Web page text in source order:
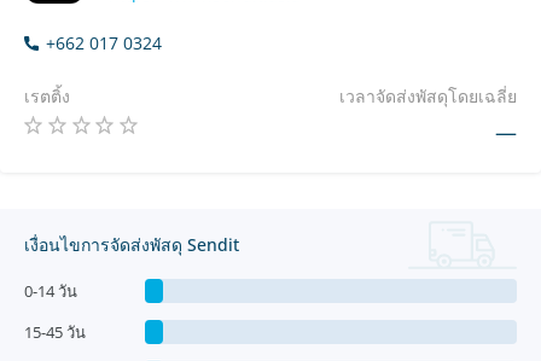
+662 017 0324
เรตติ้ง เวลาจัดส่งพัสดุโดยเฉลี่ย
—
เงื่อนไขการจัดส่งพัสดุ Sendit
0-14 วัน
15-45 วัน